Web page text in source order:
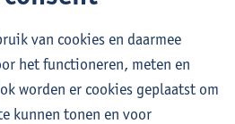
van cookies en daarmee
het functioneren, meten en
worden er cookies geplaatst om
kunnen tonen en voor